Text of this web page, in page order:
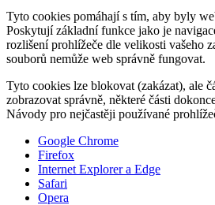
Tyto cookies pomáhají s tím, aby byly
Poskytují základní funkce jako je
rozlišení prohlížeče dle velikosti vašeho
souborů nemůže web správně fungovat.
Tyto cookies lze blokovat (zakázat), ale
zobrazovat správně, některé části
Návody pro nejčastěji používané
Google Chrome
Firefox
Internet Explorer a Edge
Safari
Opera